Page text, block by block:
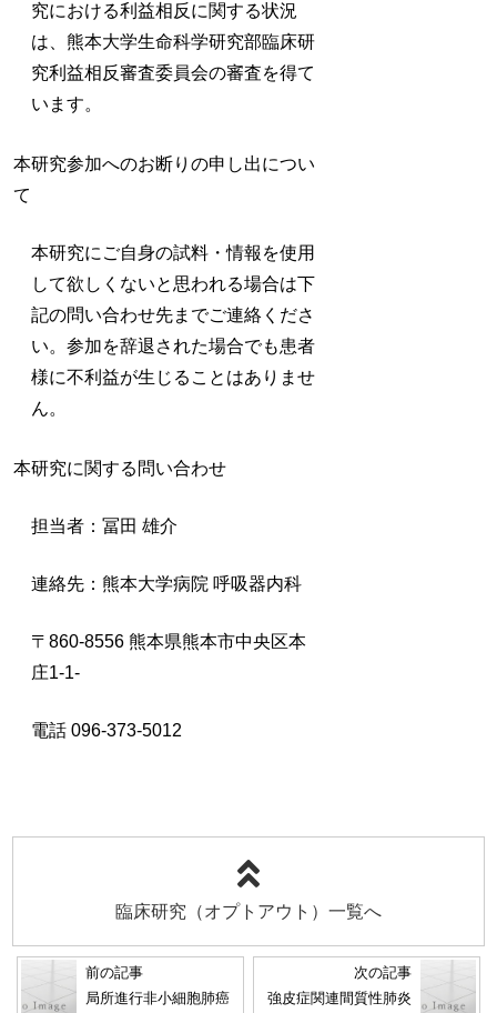
究における利益相反に関する状況
は、熊本大学生命科学研究部臨床研
究利益相反審査委員会の審査を得て
います。
本研究参加へのお断りの申し出につい
て
本研究にご自身の試料・情報を使用
して欲しくないと思われる場合は下
記の問い合わせ先までご連絡くださ
い。参加を辞退された場合でも患者
様に不利益が生じることはありませ
ん。
本研究に関する問い合わせ
担当者：冨田 雄介
連絡先：熊本大学病院 呼吸器内科
〒860-8556 熊本県熊本市中央区本
庄1-1-
電話 096-373-5012
臨床研究（オプトアウト）一覧へ
前の記事
局所進行非小細胞肺癌
次の記事
強皮症関連間質性肺炎